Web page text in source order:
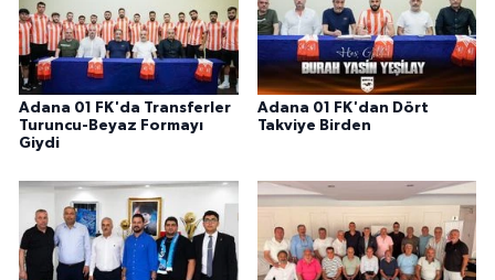
Adana 01 FK'da Transferler
Turuncu-Beyaz Formayı
Giydi
Adana 01 FK'dan Dört
Takviye Birden